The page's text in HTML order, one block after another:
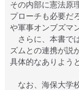
その内部に憲法原
プローチも必要だ
や軍事オンブズマ
さらに、本書で
ズムとの連携が説
具体的なありよう
なお、海保大学